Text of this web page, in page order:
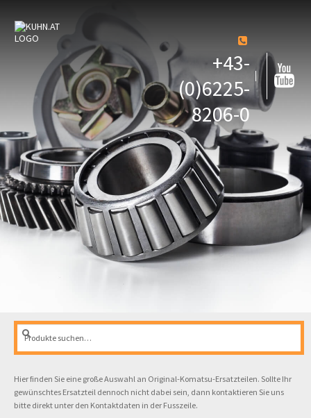
+43-
(0)6225-
8206-0
Suche
nach:
Suche
Hier finden Sie eine große Auswahl an Original-Komatsu-Ersatzteilen. Sollte Ihr
gewünschtes Ersatzteil dennoch nicht dabei sein, dann kontaktieren Sie uns
bitte direkt unter den Kontaktdaten in der Fusszeile.